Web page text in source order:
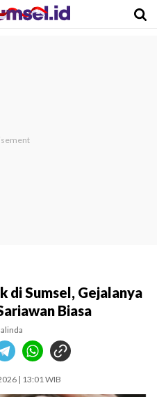
di Sumsel, Gejalanya
Biasa
| 13:01 WIB